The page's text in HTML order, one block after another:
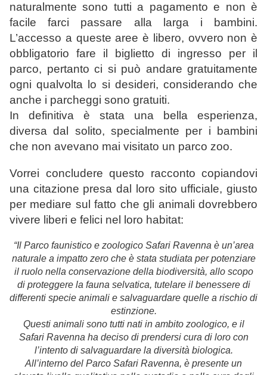
naturalmente sono tutti a pagamento e non è
facile farci passare alla larga i bambini.
L’accesso a queste aree è libero, ovvero non è
obbligatorio fare il biglietto di ingresso per il
parco, pertanto ci si può andare gratuitamente
ogni qualvolta lo si desideri, considerando che
anche i parcheggi sono gratuiti.
In definitiva è stata una bella esperienza,
diversa dal solito, specialmente per i bambini
che non avevano mai visitato un parco zoo.
Vorrei concludere questo racconto copiandovi
una citazione presa dal loro sito ufficiale, giusto
per mediare sul fatto che gli animali dovrebbero
vivere liberi e felici nel loro habitat:
“Il Parco faunistico e zoologico Safari Ravenna è un’area
naturale a impatto zero che è stata studiata per potenziare
il ruolo nella conservazione della biodiversità, allo scopo
di proteggere la fauna selvatica, tutelare il benessere di
differenti specie animali e salvaguardare quelle a rischio di
estinzione.
Questi animali sono tutti nati in ambito zoologico, e il
Safari Ravenna ha deciso di prendersi cura di loro con
l’intento di salvaguardare la diversità biologica.
All’interno del Parco Safari Ravenna, è presente un